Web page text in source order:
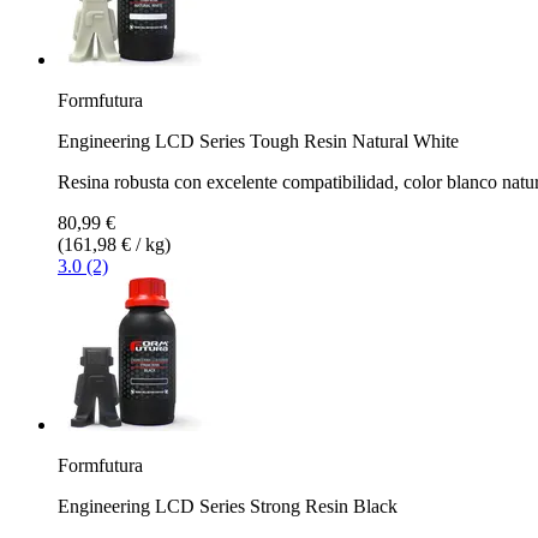
Formfutura
Engineering LCD Series Tough Resin Natural White
Resina robusta con excelente compatibilidad, color blanco
80,99 €
(161,98 € / kg)
3.0 (2)
Formfutura
Engineering LCD Series Strong Resin Black